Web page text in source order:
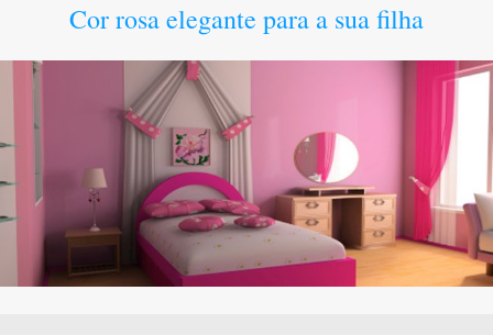
Cor rosa elegante para a sua filha